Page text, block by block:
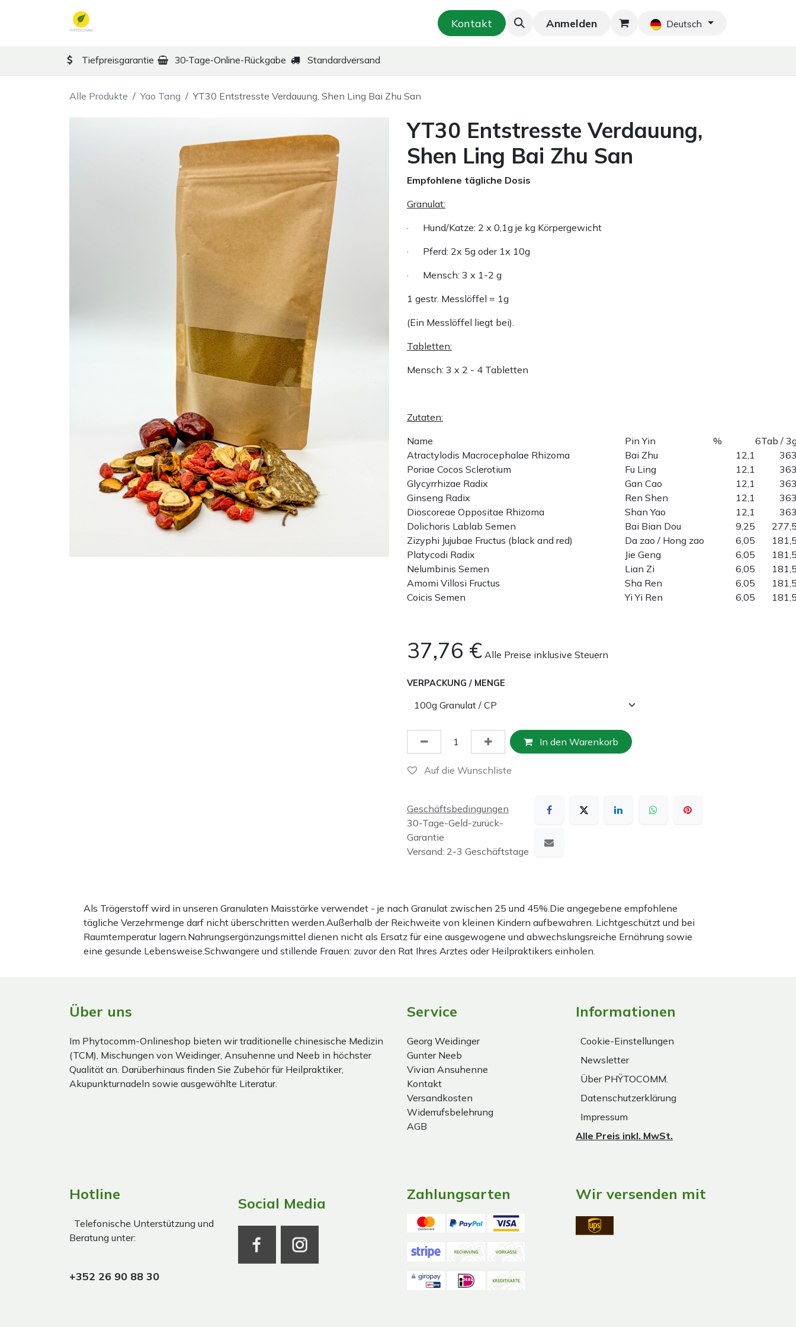
Kräuter-Zubereitungen Neu! Blog Home Shop
Kontakt Anmelden Deutsch
Tiefpreisgarantie 30-Tage-Online-Rückgabe Standardversand
Alle Produkte Yao Tang YT30 Entstresste Verdauung, Shen Ling Bai Zhu San
YT30 Entstresste Verdauung,
Shen Ling Bai Zhu San
Empfohlene tägliche Dosis
Granulat:
· Hund/Katze: 2 x 0,1g je kg Körpergewicht
· Pferd: 2x 5g oder 1x 10g
· Mensch: 3 x 1-2 g
1 gestr. Messlöffel = 1g
(Ein Messlöffel liegt bei).
Tabletten:
Mensch: 3 x 2 - 4 Tabletten
Zutaten:
Name
Pin Yin %
6Tab /
Atractylodis Macrocephalae Rhizoma
Bai Zhu 12,1
Poriae Cocos Sclerotium
Fu Ling 12,1
Glycyrrhizae Radix
Gan Cao 12,1
Ginseng Radix
Ren Shen 12,1
Dioscoreae Oppositae Rhizoma
Shan Yao 12,1
Dolichoris Lablab Semen
Bai Bian Dou 9,25
Zizyphi Jujubae Fructus (black and red)
Da zao / Hong zao 6,05
Platycodi Radix
Jie Geng 6,05
Nelumbinis Semen
Lian Zi 6,05
Amomi Villosi Fructus
Sha Ren 6,05
Coicis Semen
Yi Yi Ren 6,05
37,76 € Alle Preise inklusive Steuern
VERPACKUNG / MENGE
In den Warenkorb
Auf die Wunschliste
Geschäftsbedingungen
30-Tage-Geld-zurück-
Garantie
Versand: 2-3 Geschäftstage
Als Trägerstoff wird in unseren Granulaten Maisstärke verwendet - je nach Granulat zwischen 25 und 45%.Die angegebene empfohlene
tägliche Verzehrmenge darf nicht überschritten werden.Außerhalb der Reichweite von kleinen Kindern aufbewahren. Lichtgeschützt und bei
Raumtemperatur lagern.Nahrungsergänzungsmittel dienen nicht als Ersatz für eine ausgewogene und abwechslungsreiche Ernährung sowie
eine gesunde Lebensweise.Schwangere und stillende Frauen: zuvor den Rat Ihres Arztes oder Heilpraktikers einholen.
Über uns
Im Phytocomm-Onlineshop bieten wir traditionelle chinesische Medizin
(TCM), Mischungen von Weidinger, Ansuhenne und Neeb in höchster
Qualität an. Darüberhinaus finden Sie Zubehör für Heilpraktiker,
Akupunkturnadeln sowie ausgewählte Literatur.
Service
Georg Weidinger
Gunter Neeb
Vivian Ansuhenne
Kontakt
Versandkosten
Widerrufsbelehrung
AGB
Informationen
Cookie-Einstellungen
Newsletter
Über PHŸTOCOMM.
Datenschutzerklärung
Impressum
Alle Preis inkl. MwSt.
Hotline
Telefonische Unterstützung und
Beratung unter:
+352 26 90 88 30
Social Media
Zahlungsarten Wir versenden mit